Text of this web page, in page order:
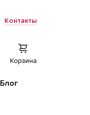
Контакты
Корзина
Блог